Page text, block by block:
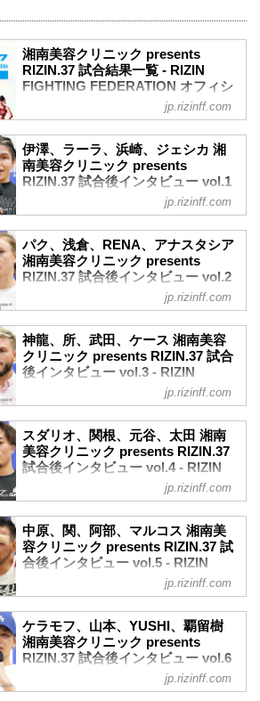
湘南美容クリニック presents
RIZIN.37 試合結果一覧 - RIZIN
FIGHTING FEDERATION オフィシ
ーアトム級トーナメント 1回戦／伊澤星
花 vs. ラーラ・フォントーラ
RIZIN MMAトーナメントルール：5分
（WIN）伊澤星花 vs. ラーラ・フォント
ーラ（LOSE）
1R 3分47秒 SUB（タップアウト：フロン
トチョーク）
≫ 試合結果詳細
第14試合 RIZIN WORLD GP2022 スーパ
ーアトム級トーナメント 1回戦／浜崎朱
加 vs. ジェシカ・アギラー
RIZIN MMAトーナメントルー...
jp.rizinff.com
伊澤、ラーラ、浜崎、ジェシカ 湘
南美容クリニック presents
RIZIN.37 試合後インタビュー vol.1
- RIZIN FIGHTING FEDERATION
オフィシャルサイト
7月31日（日）さいたまスーパーアリーナ
にて開催された湘南美容クリニック
presents RIZIN.37の出場選手たちの試合
後インタビューを公開！
伊澤星花「2回戦も完全決着で勝って、ジ
伊澤星花 試合後インタビュー / 湘南美容
クリニック presents RIZIN.37
youtu.be
——試合後の率直な感想をお聞かせいた
だけますか？
伊澤 そうですね。すごい安心しました！
——その後の泣きじゃくっている場面が
印象的でした。安心感から来たもので...
jp.rizinff.com
パク、浅倉、RENA、アナスタシア
湘南美容クリニック presents
RIZIN.37 試合後インタビュー vol.2
- RIZIN FIGHTING FEDERATION
オフィシャルサイト
7月31日（日）さいたまスーパーアリーナ
にて開催された湘南美容クリニック
presents RIZIN.37の出場選手たちの試合
後インタビューを公開！
パク・シウ「（2回戦も）提示された相手
パク・シウ 試合後インタビュー / 湘南美
容クリニック presents RIZIN.37
youtu.be
——試合後の率直な感想をお聞かせいた
だけますか？
パク 試合に勝利できて気分は良いですが
カンナ選手と仲が良いのでちょっと胸が
痛いです。
——公開計量やリング上で日...
jp.rizinff.com
神龍、所、武田、ケース 湘南美容
クリニック presents RIZIN.37 試合
後インタビュー vol.3 - RIZIN
FIGHTING FEDERATION オフィシ
ャルサイト
7月31日（日）さいたまスーパーアリーナ
にて開催された湘南美容クリニック
presents RIZIN.37の出場選手たちの試合
後インタビューを公開！
神龍誠「圧倒的に勝たなくちゃいけない
た」
神龍誠 試合後インタビュー / 湘南美容ク
リニック presents RIZIN.37
——試合後の率直な感想をお聞かせいた
だけますか？
神龍 うーん。“やってしまったな” ってい
う。全然発言に見合った強さを見せられ
なかったなって。本当に反省して...
jp.rizinff.com
スダリオ、関根、元谷、太田 湘南
美容クリニック presents RIZIN.37
試合後インタビュー vol.4 - RIZIN
FIGHTING FEDERATION オフィシ
ャルサイト
7月31日（日）さいたまスーパーアリーナ
にて開催された湘南美容クリニック
presents RIZIN.37の出場選手たちの試合
後インタビューを公開！
スダリオ剛「海外勢と面白いカードを組
スダリオ剛 試合後インタビュー / 湘南美
容クリニック presents RIZIN.37
youtu.be
——試合後の率直な感想をお聞かせいた
だけますか？
jp.rizinff.com
中原、関、阿部、マルコス 湘南美
容クリニック presents RIZIN.37 試
合後インタビュー vol.5 - RIZIN
FIGHTING FEDERATION オフィシ
ャルサイト
7月31日（日）さいたまスーパーアリーナ
にて開催された湘南美容クリニック
presents RIZIN.37の出場選手たちの試合
後インタビューを公開！
中原由貴「1回決まっていた試合をやりた
jp.rizinff.com
ケラモフ、山本、YUSHI、覇留樹
湘南美容クリニック presents
RIZIN.37 試合後インタビュー vol.6
- RIZIN FIGHTING FEDERATION
オフィシャルサイト
jp.rizinff.com